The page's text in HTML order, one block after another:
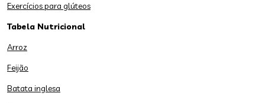
Exercícios para glúteos
Tabela Nutricional
Arroz
Feijão
Batata inglesa